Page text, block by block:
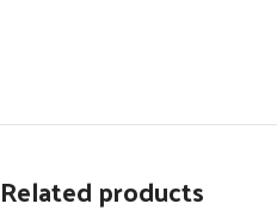
Related products